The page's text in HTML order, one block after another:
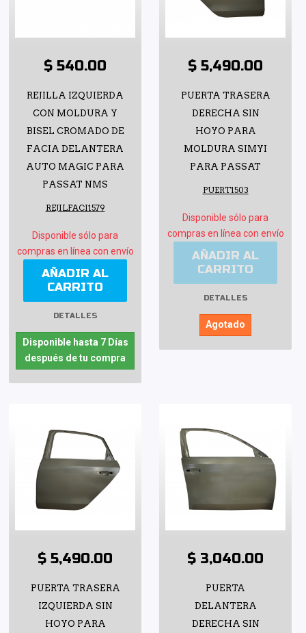
$ 540.00
REJILLA IZQUIERDA
CON MOLDURA Y
BISEL CROMADO DE
FACIA DELANTERA
AUTO MAGIC PARA
PASSAT NMS
REJILFACI1579
Disponible sólo para
compras en línea con envío
AÑADIR AL
CARRITO
DETALLES
Disponible hasta 7 Días
después de tu compra
$ 5,490.00
PUERTA TRASERA
DERECHA SIN
HOYO PARA
MOLDURA SIMYI
PARA PASSAT
PUERT1503
Disponible sólo para
compras en línea con envío
AÑADIR AL
CARRITO
DETALLES
Agotado
$ 5,490.00
PUERTA TRASERA
IZQUIERDA SIN
HOYO PARA
$ 3,040.00
PUERTA
DELANTERA
DERECHA SIN